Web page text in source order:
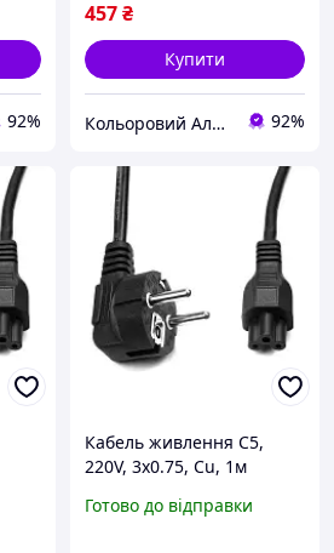
92%
457₴
Купити
Кольоровий Алмаз 92%
Кабель живлення C5,
220V, 3x0.75, Cu, 1м
Готово до відправки